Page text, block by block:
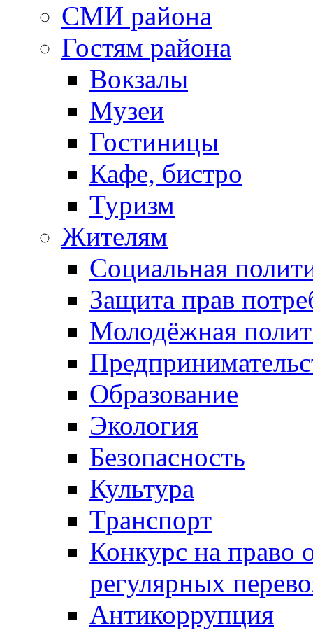
СМИ района
Гостям района
Вокзалы
Музеи
Гостиницы
Кафе, бистро
Туризм
Жителям
Социальная
Защита прав
Молодёжная
Образование
Экология
Безопасность
Культура
Транспорт
Конкурс на право
регулярных
Антикоррупция